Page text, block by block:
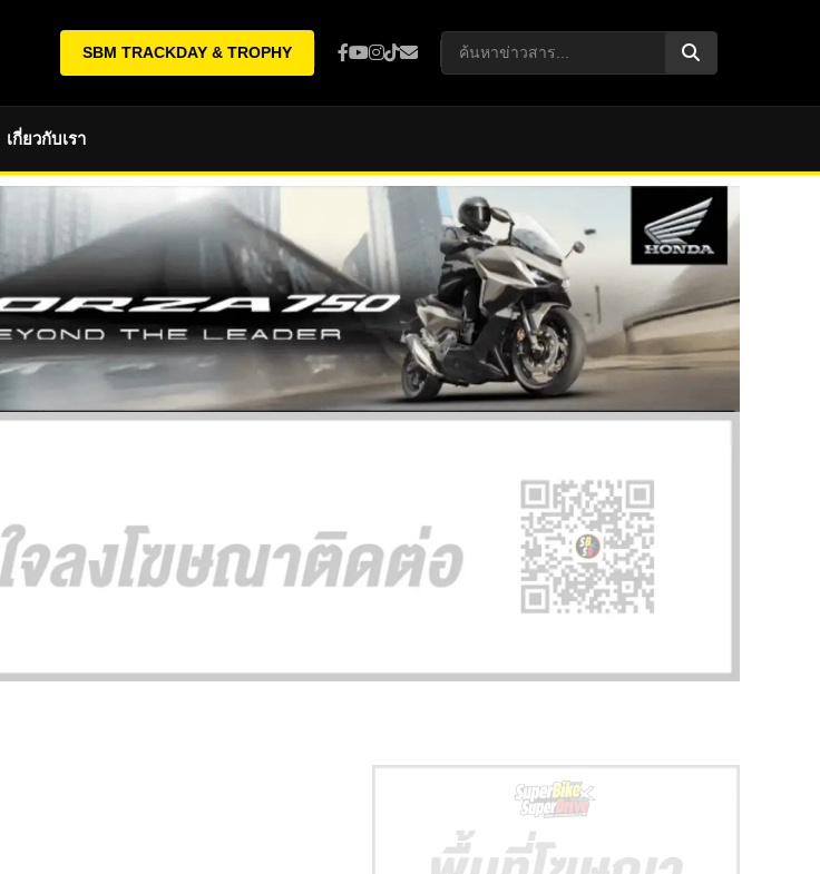
SBM TRACKDAY & TROPHY
เกี่ยวกับเรา